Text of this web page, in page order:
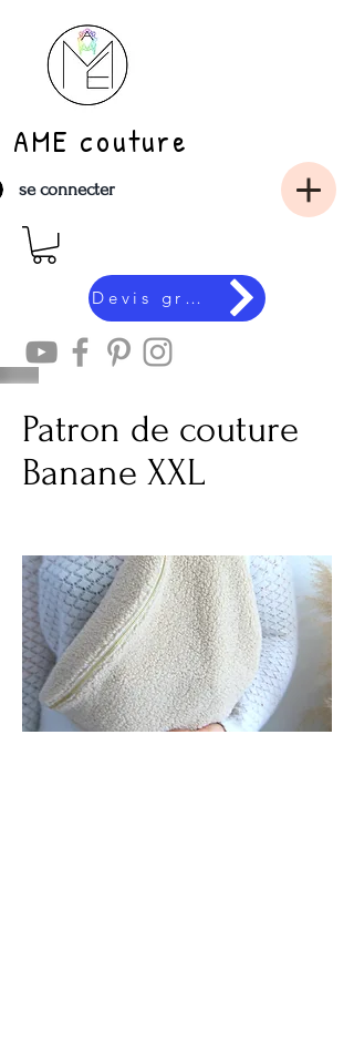
AME couture
se connecter
Devis gratuit en ligne
Patron de couture
Banane XXL